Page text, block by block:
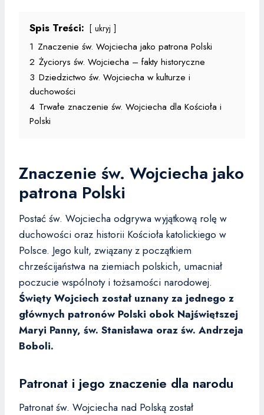
Spis Treści: ukryj
1 Znaczenie św. Wojciecha jako patrona Polski
2 Życiorys św. Wojciecha – fakty historyczne
3 Dziedzictwo św. Wojciecha w kulturze i
duchowości
4 Trwałe znaczenie św. Wojciecha dla Kościoła i
Polski
Znaczenie św. Wojciecha jako
patrona Polski
Postać św. Wojciecha odgrywa wyjątkową rolę w
duchowości oraz historii Kościoła katolickiego w
Polsce. Jego kult, związany z początkiem
chrześcijaństwa na ziemiach polskich, umacniał
poczucie wspólnoty i tożsamości narodowej.
Święty Wojciech został uznany za jednego z
głównych patronów Polski obok Najświętszej
Maryi Panny, św. Stanisława oraz św. Andrzeja
Boboli.
Patronat i jego znaczenie dla narodu
Patronat św. Wojciecha nad Polską został